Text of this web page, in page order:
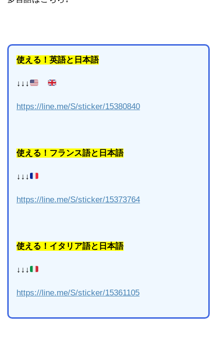
使える！英語と日本語
↓↓↓
https://line.me/S/sticker/15380840
使える！フランス語と日本語
↓↓↓
https://line.me/S/sticker/15373764
使える！イタリア語と日本語
↓↓↓
https://line.me/S/sticker/15361105